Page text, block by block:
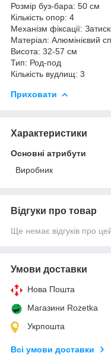
Розмір буз-бара: 50 см
Кількість опор: 4
Механізм фіксації:
Матеріал: Алюмінієвий
Висота: 32-57 см
Тип: Род-под
Кількість вудлищ: 3
Приховати
Характеристики
Основні атрибути
Виробник
Відгуки про товар
Ще немає відгуків про
Умови доставки
Нова Пошта
Магазини Rozetka
Укрпошта
Всі умови доставки